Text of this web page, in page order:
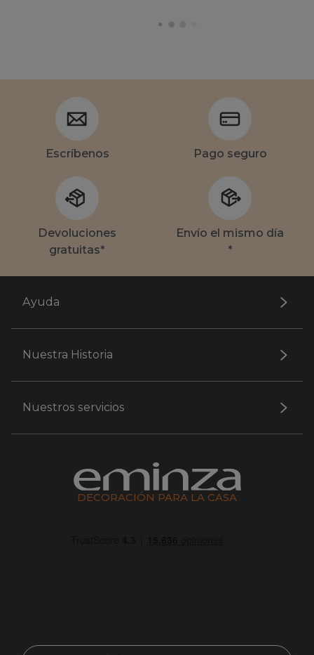
Escríbenos Pago seguro
Devoluciones
gratuitas*
Envío el mismo día
*
Ayuda
Nuestra Historia
Nuestros servicios
DECORACIÓN PARA LA CASA